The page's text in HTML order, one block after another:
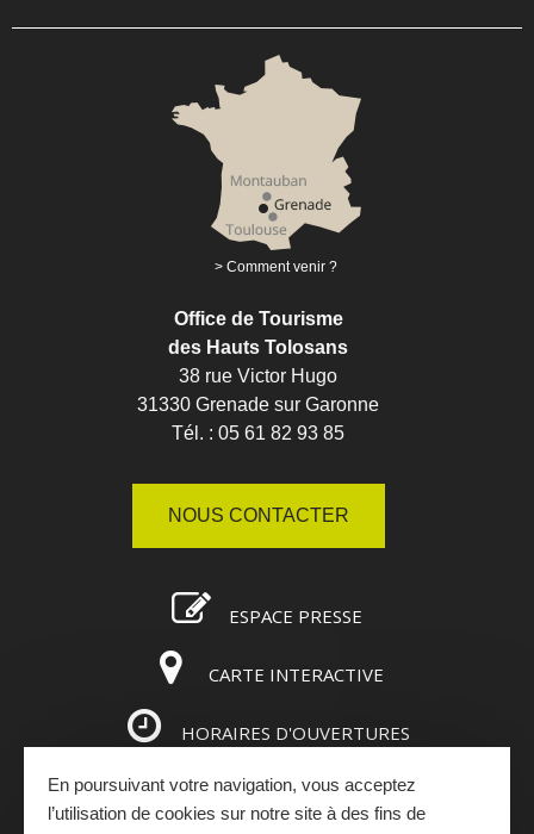
Comment venir ?
Office de Tourisme
des Hauts Tolosans
38 rue Victor Hugo
31330 Grenade sur Garonne
Tél. : 05 61 82 93 85
NOUS CONTACTER
ESPACE PRESSE
CARTE INTERACTIVE
HORAIRES D'OUVERTURES
ESPACE PRO
En poursuivant votre navigation, vous acceptez
l’utilisation de cookies sur notre site à des fins de